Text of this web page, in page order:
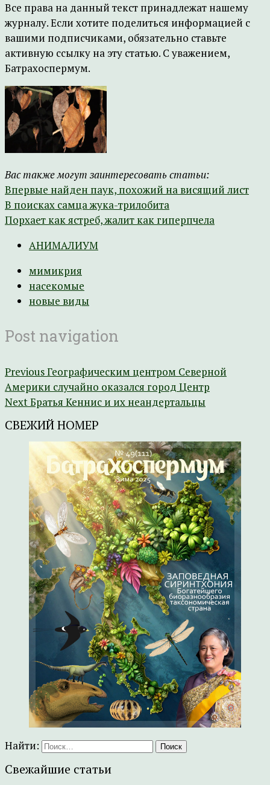
Все права на данный текст принадлежат нашему
журналу. Если хотите поделиться информацией с
вашими подписчиками, обязательно ставьте
активную ссылку на эту статью. С уважением,
Батрахоспермум.
Вас также могут заинтересовать статьи:
Впервые найден паук, похожий на висящий лист
В поисках самца жука-трилобита
Порхает как ястреб, жалит как гиперпчела
АНИМАЛИУМ
мимикрия
насекомые
новые виды
Post navigation
PreviousГеографическим центром Северной
Америки случайно оказался город Центр
NextБратья Кеннис и их неандертальцы
СВЕЖИЙ НОМЕР
Найти:
Свежайшие статьи